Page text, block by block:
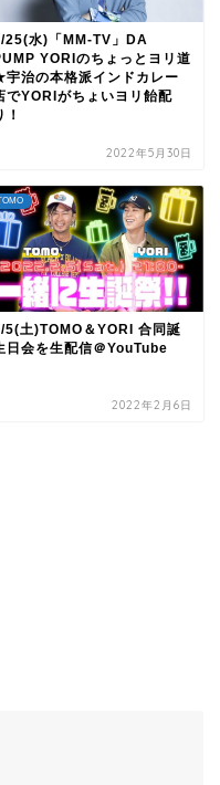
25(水)「MM-TV」DA
YORIのちょっとヨリ道
治の本格派インドカレー
でYORIがちょいヨリ飴配
！
2022年5月30日
5(土)TOMO＆YORI 合同誕
日会を生配信＠YouTube
2022年2月6日